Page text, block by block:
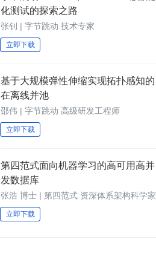
化测试的探索之路
张钊 | 字节跳动 技术专家
立即下载
基于大规模弹性伸缩实现拓扑感知的
在离线并池
邵伟 | 字节跳动 高级研发工程师
立即下载
第四范式面向机器学习的高可用高并
发数据库
张浩 博士 | 第四范式 资深体系架构科学家
立即下载